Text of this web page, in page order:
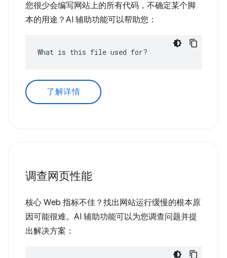
您很少会编写网站上的所有代码，不确定某个脚
本的用途？AI 辅助功能可以帮助您：
What is this file used for?
了解详情
调查网页性能
核心 Web 指标不佳？找出网站运行缓慢的根本原
因可能很难。AI 辅助功能可以为您调查问题并提
出解决方案：